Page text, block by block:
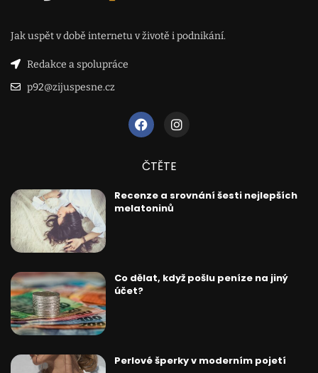
Jak uspět v době internetu v životě i podnikání.
Redakce a spolupráce
p92@zijuspesne.cz
ČTĚTE
Recenze a srovnání šesti nejlepších
melatoninů
Co dělat, když pošlu peníze na jiný
účet?
Perlové šperky v moderním pojetí